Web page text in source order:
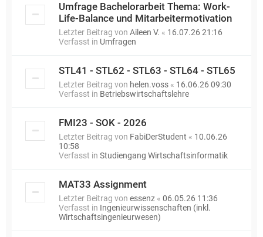
Umfrage Bachelorarbeit Thema: Work-
Life-Balance und Mitarbeitermotivation
Letzter Beitrag von Aileen V. « 16.07.26 21:16
Verfasst in Umfragen
STL41 - STL62 - STL63 - STL64 - STL65
Letzter Beitrag von helen.voss « 16.06.26 09:30
Verfasst in Betriebswirtschaftslehre
FMI23 - SOK - 2026
Letzter Beitrag von FabiDerStudent « 10.06.26
10:58
Verfasst in Studiengang Wirtschaftsinformatik
MAT33 Assignment
Letzter Beitrag von essenz « 06.05.26 11:36
Verfasst in Ingenieurwissenschaften (inkl.
Wirtschaftsingenieurwesen)